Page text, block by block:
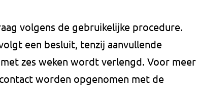
volgens de gebruikelijke procedure.
een besluit, tenzij aanvullende
zes weken wordt verlengd. Voor meer
worden opgenomen met de